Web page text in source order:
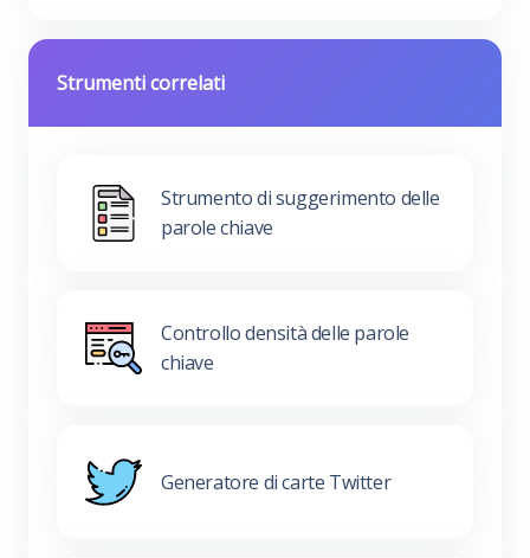
Strumenti correlati
Strumento di suggerimento delle
parole chiave
Controllo densità delle parole
chiave
Generatore di carte Twitter